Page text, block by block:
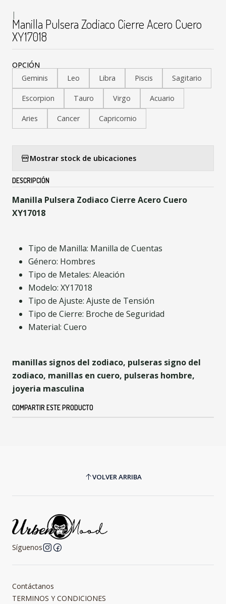
|
Manilla Pulsera Zodiaco Cierre Acero Cuero
XY17018
OPCIÓN
Geminis
Leo Libra Piscis Sagitario
Escorpion Tauro Virgo Acuario
Aries Cancer Capricornio
Mostrar stock de ubicaciones
DESCRIPCIÓN
Manilla Pulsera Zodiaco Cierre Acero Cuero
XY17018
Tipo de Manilla: Manilla de Cuentas
Género: Hombres
Tipo de Metales: Aleación
Modelo: XY17018
Tipo de Ajuste: Ajuste de Tensión
Tipo de Cierre: Broche de Seguridad
Material: Cuero
manillas signos del zodiaco, pulseras signo del
zodiaco, manillas en cuero, pulseras hombre,
joyeria masculina
COMPARTIR ESTE PRODUCTO
VOLVER ARRIBA
Síguenos
Contáctanos
TERMINOS Y CONDICIONES